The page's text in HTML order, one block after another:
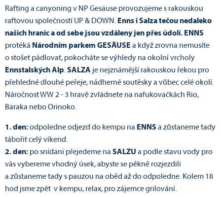
Rafting a canyoning v NP Gesäuse provozujeme s rakouskou
raftovou společností UP & DOWN. Enns i Salza tečou nedaleko
našich hranic a od sebe jsou vzdáleny jen přes údolí. ENNS
protéká Národním parkem GESÄUSE a když zrovna nemusíte
o stošet pádlovat, pokocháte se výhledy na okolní vrcholy
Ennstalských Alp.SALZA je nejznámější rakouskou řekou pro
přehledné dlouhé peřeje, nádherné soutěsky a vůbec celé okolí.
Náročnost WW 2 - 3 hravě zvládnete na nafukovačkách Rio,
Baraka nebo Orinoko.
1. den:odpoledne odjezd do kempu na ENNS a zůstaneme tady
tábořit celý víkend.
2. den: po snídani přejedeme na SALZU a podle stavu vody pro
vás vybereme vhodný úsek, abyste se pěkně rozjezdili
a zůstaneme tady s pauzou na oběd až do odpoledne. Kolem 18
hod jsme zpět v kempu, relax, pro zájemce grilování.